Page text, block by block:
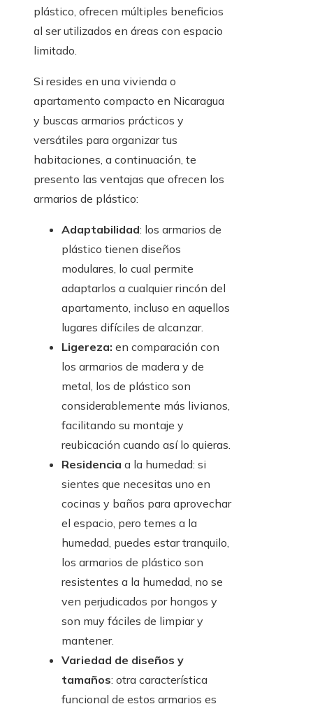
plástico, ofrecen múltiples beneficios
al ser utilizados en áreas con espacio
limitado.
Si resides en una vivienda o
apartamento compacto en Nicaragua
y buscas armarios prácticos y
versátiles para organizar tus
habitaciones, a continuación, te
presento las ventajas que ofrecen los
armarios de plástico:
Adaptabilidad: los armarios de
plástico tienen diseños
modulares, lo cual permite
adaptarlos a cualquier rincón del
apartamento, incluso en aquellos
lugares difíciles de alcanzar.
Ligereza: en comparación con
los armarios de madera y de
metal, los de plástico son
considerablemente más livianos,
facilitando su montaje y
reubicación cuando así lo quieras.
Residencia a la humedad: si
sientes que necesitas uno en
cocinas y baños para aprovechar
el espacio, pero temes a la
humedad, puedes estar tranquilo,
los armarios de plástico son
resistentes a la humedad, no se
ven perjudicados por hongos y
son muy fáciles de limpiar y
mantener.
Variedad de diseños y
tamaños: otra característica
funcional de estos armarios es